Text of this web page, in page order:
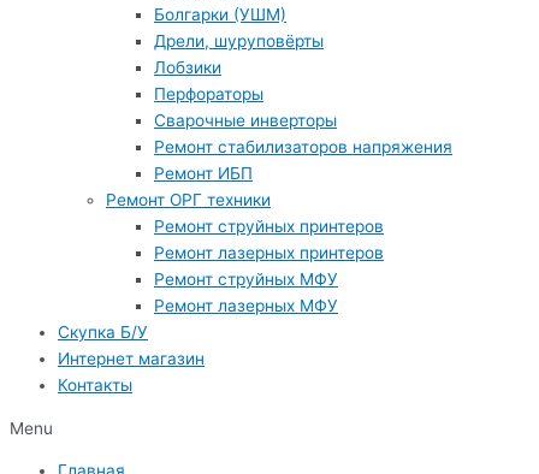
Болгарки (УШМ)
Дрели, шуруповёрты
Лобзики
Перфораторы
Сварочные инверторы
Ремонт стабилизаторов напряжения
Ремонт ИБП
Ремонт ОРГ техники
Ремонт струйных принтеров
Ремонт лазерных принтеров
Ремонт струйных МФУ
Ремонт лазерных МФУ
Скупка Б/У
Интернет магазин
Контакты
Menu